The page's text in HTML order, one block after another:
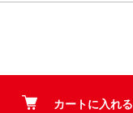
カートに入れる